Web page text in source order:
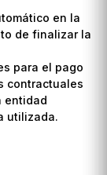
en la
de finalizar la
para el pago
contractuales
entidad
utilizada.